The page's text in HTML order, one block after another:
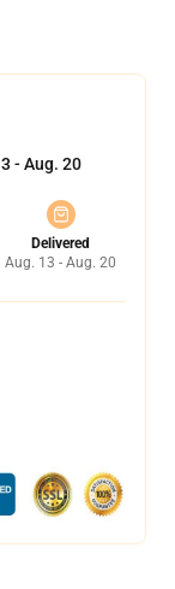
- Aug. 20
Delivered
Aug. 13 - Aug. 20